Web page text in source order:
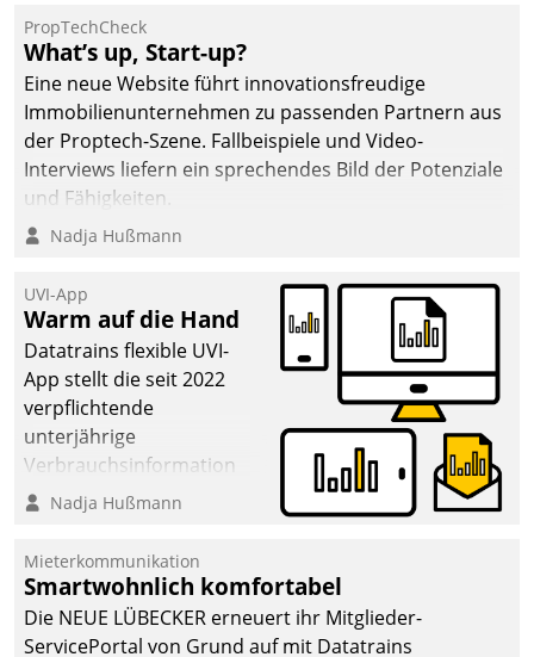
PropTechCheck
What’s up, Start-up?
Eine neue Website führt innovationsfreudige
Immobilienunternehmen zu passenden Partnern aus
der Proptech-Szene. Fallbeispiele und Video-
Interviews liefern ein sprechendes Bild der Potenziale
und Fähigkeiten.
Nadja Hußmann
UVI-App
Warm auf die Hand
Datatrains flexible UVI-
App stellt die seit 2022
verpflichtende
unterjährige
Verbrauchsinformation
schnell, zuverlässig und
Die monatlichen
Mitteilungen zum
Heizungs- und
Wasserverbrauch gehen
Nadja Hußmann
Mieterkommunikation
Smartwohnlich komfortabel
Die NEUE LÜBECKER erneuert ihr Mitglieder-
ServicePortal von Grund auf mit Datatrains